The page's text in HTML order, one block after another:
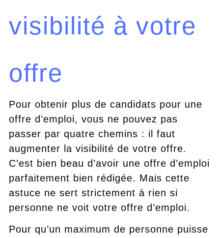
visibilité à votre
offre
Pour obtenir plus de candidats pour une
offre d’emploi, vous ne pouvez pas
passer par quatre chemins : il faut
augmenter la visibilité de votre offre.
C’est bien beau d’avoir une offre d’emploi
parfaitement bien rédigée. Mais cette
astuce ne sert strictement à rien si
personne ne voit votre offre d’emploi.
Pour qu’un maximum de personne puisse